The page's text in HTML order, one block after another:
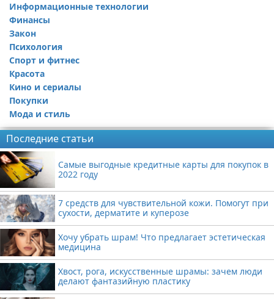
Информационные технологии
Финансы
Закон
Психология
Спорт и фитнес
Красота
Кино и сериалы
Покупки
Мода и стиль
Последние статьи
Самые выгодные кредитные карты для покупок в
2022 году
7 средств для чувствительной кожи. Помогут при
сухости, дерматите и куперозе
Хочу убрать шрам! Что предлагает эстетическая
медицина
Хвост, рога, искусственные шрамы: зачем люди
делают фантазийную пластику